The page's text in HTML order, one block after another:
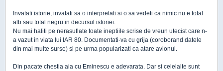
Invatati istorie, invatati sa o interpretati si o sa vedeti ca nimic nu e total
alb sau total negru in decursul istoriei.
Nu mai haliti pe nerasuflate toate ineptiile scrise de vreun utecist care n-
a vazut in viata lui IAR 80. Documentati-va cu grija (coroborand datele
din mai multe surse) si pe urma popularizati ca atare avionul.
Din pacate chestia aia cu Eminescu e adevarata. Dar si celelalte sunt